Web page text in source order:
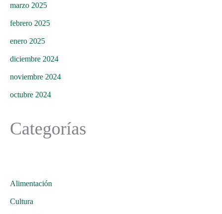
marzo 2025
febrero 2025
enero 2025
diciembre 2024
noviembre 2024
octubre 2024
Categorías
Alimentación
Cultura